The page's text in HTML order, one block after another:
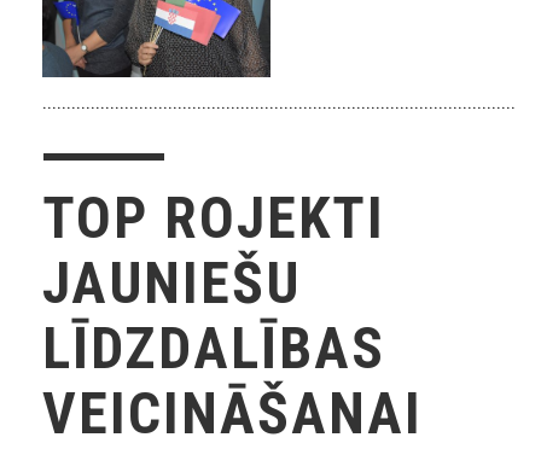
TOP ROJEKTI
JAUNIEŠU
LĪDZDALĪBAS
VEICINĀŠANAI